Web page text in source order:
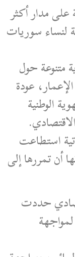
مدار أكثر
سوريات
متنوعة حول
عودة
الوطنية
استطاعت
أن تمررها إلى
حددت